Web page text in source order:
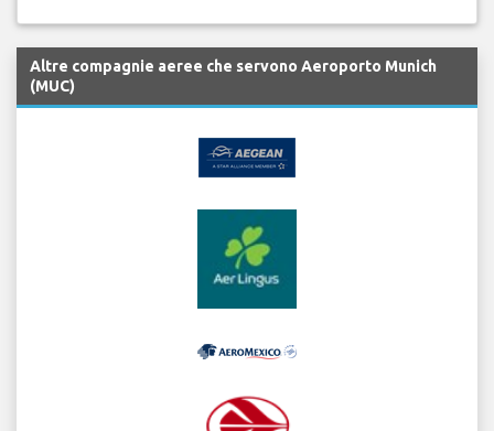
Altre compagnie aeree che servono Aeroporto Munich
(MUC)